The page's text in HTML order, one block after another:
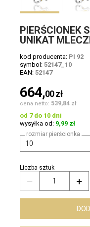
PIERŚCIONEK
UNIKAT
kod producenta: PI 92
symbol: 52147_10
EAN: 52147
664,00zł
cena netto: 539,84 zł
od 7 do 10 dni
wysyłka od: 9,99 zł
rozmiar pierścionka
Liczba sztuk
 